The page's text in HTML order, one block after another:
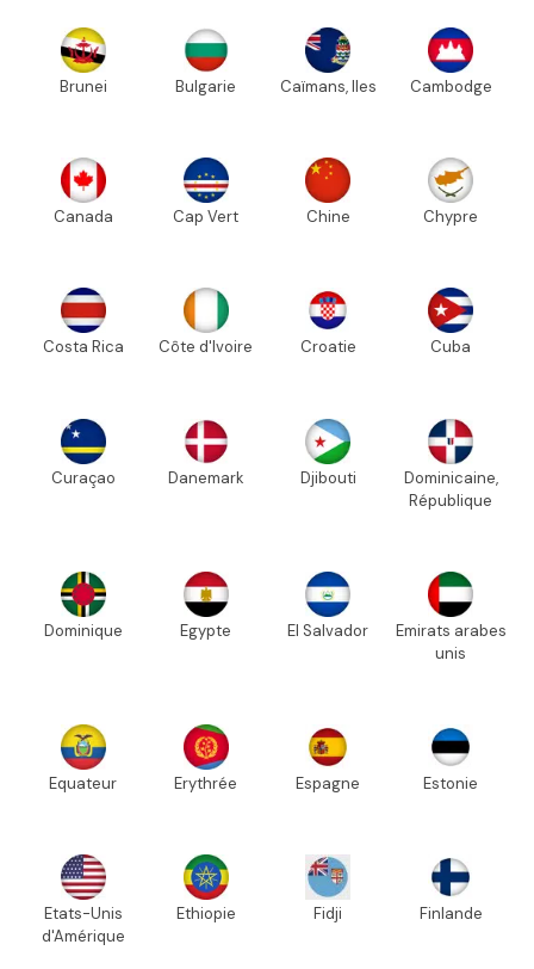
Brunei Bulgarie Caïmans, Iles Cambodge
Canada Cap Vert Chine Chypre
Costa Rica Côte d'Ivoire Croatie Cuba
Curaçao Danemark Djibouti
Dominicaine,
République
Dominique Egypte El Salvador
Emirats arabes
unis
Equateur Erythrée Espagne Estonie
Etats-Unis
d'Amérique
Ethiopie Fidji Finlande